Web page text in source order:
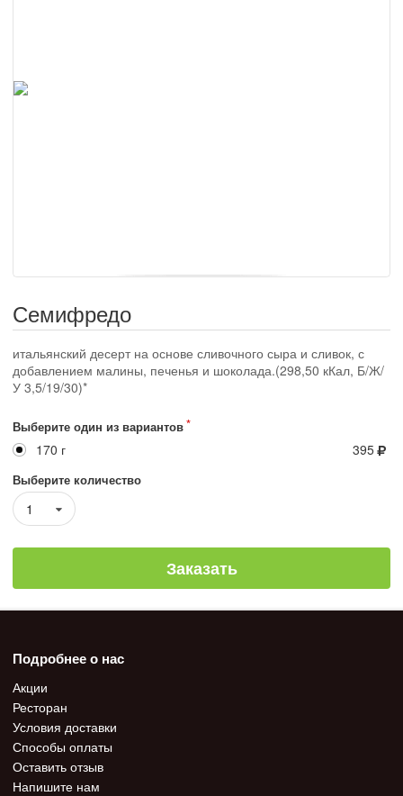
Семифредо
итальянский десерт на основе сливочного сыра и сливок, с
добавлением малины, печенья и шоколада.(298,50 кКал, Б/Ж/
У 3,5/19/30)*
Выберите один из вариантов
170 г 395
Выберите количество
1
Заказать
Подробнее о нас
Акции
Ресторан
Условия доставки
Способы оплаты
Оставить отзыв
Напишите нам